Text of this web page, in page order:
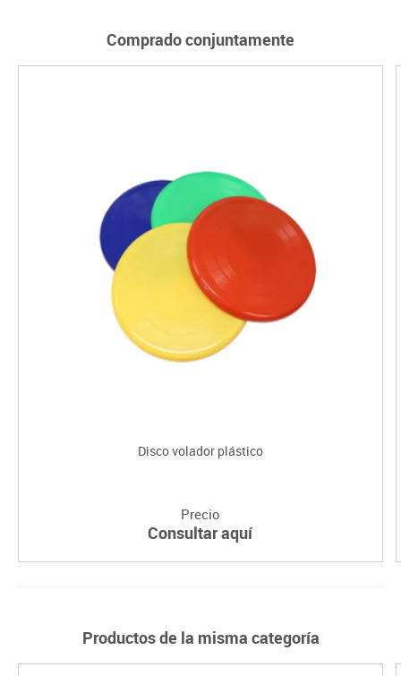
Comprado conjuntamente
Disco volador plástico
Precio
Consultar aquí
Productos de la misma categoría